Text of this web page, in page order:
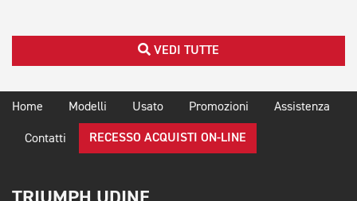
VEDI TUTTE
Home Modelli Usato Promozioni Assistenza
Contatti RECESSO ACQUISTI ON-LINE